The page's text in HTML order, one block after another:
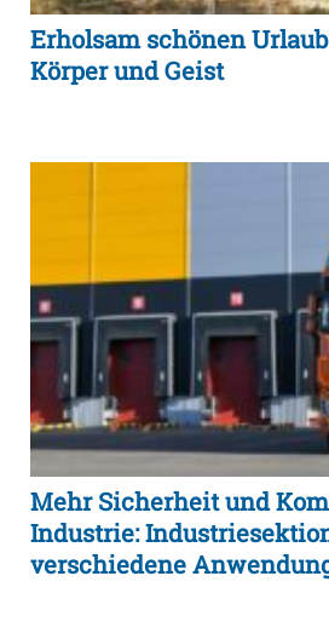
Erholsam schönen
Körper und Geist
Mehr Sicherheit und
Industrie:
verschiedene